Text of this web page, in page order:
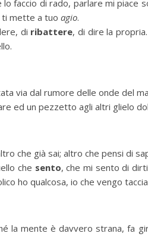
faccio di rado, parlare mi piace
ti mette a tuo agio.
di ribattere, di dire la
via dal rumore delle onde del
ed un pezzetto agli altri glielo
che già sai; altro che pensi di
che sento, che mi sento di
ho qualcosa, io che vengo
la mente è davvero strana, fa